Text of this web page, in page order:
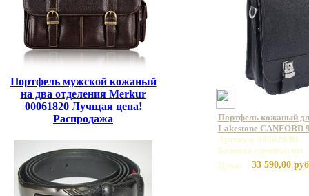
Портфель мужской кожаный
на два отделения Merkur
00061820 Лучщая цена!
Распродажа
Портфель кожаный
Lakestone CANFORD
Артикул: 943029/BL
Базовая единица: шт
Цена:
33 590,00